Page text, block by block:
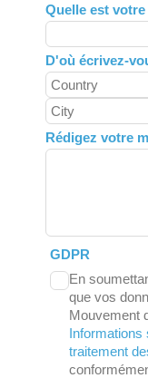
Quelle est
D'où écrivez-
Rédigez votre
GDPR
En
que vos
Mouvement
Informations
traitement